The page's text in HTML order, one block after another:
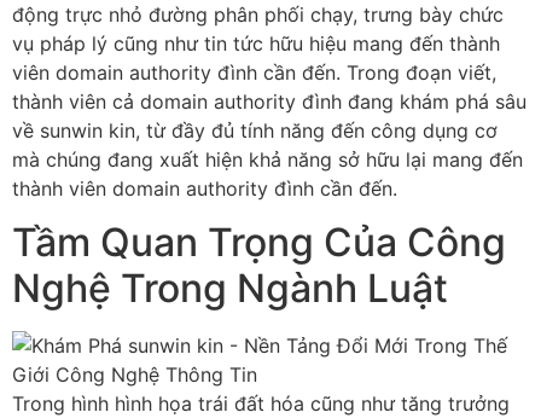
động trực nhỏ đường phân phối chạy, trưng bày chức
vụ pháp lý cũng như tin tức hữu hiệu mang đến thành
viên domain authority đình cần đến. Trong đoạn viết,
thành viên cả domain authority đình đang khám phá sâu
về sunwin kin, từ đầy đủ tính năng đến công dụng cơ
mà chúng đang xuất hiện khả năng sở hữu lại mang đến
thành viên domain authority đình cần đến.
Tầm Quan Trọng Của Công
Nghệ Trong Ngành Luật
Trong hình hình họa trái đất hóa cũng như tăng trưởng